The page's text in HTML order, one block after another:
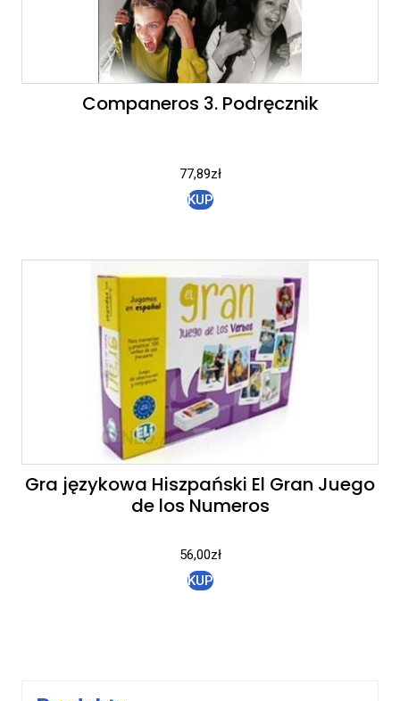
Companeros 3. Podręcznik
77,89zł
KUP
Gra językowa Hiszpański El Gran Juego
de los Numeros
56,00zł
KUP